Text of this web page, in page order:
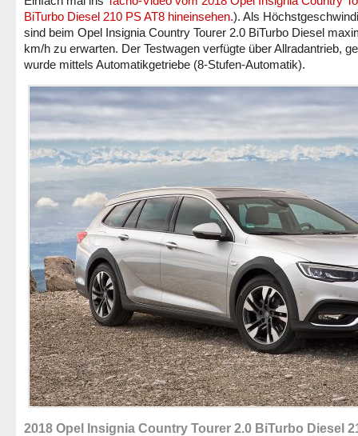
BiTurbo Diesel 210 PS AT8 hineinsehen.). Als
sind beim Opel Insignia Country Tourer 2.0 BiTurbo Diesel
km/h zu erwarten. Der Testwagen verfügte über Allradantrieb,
wurde mittels Automatikgetriebe (8-Stufen-Automatik).
2018 Opel Insignia Country Tourer 2.0 BiTurbo Diesel